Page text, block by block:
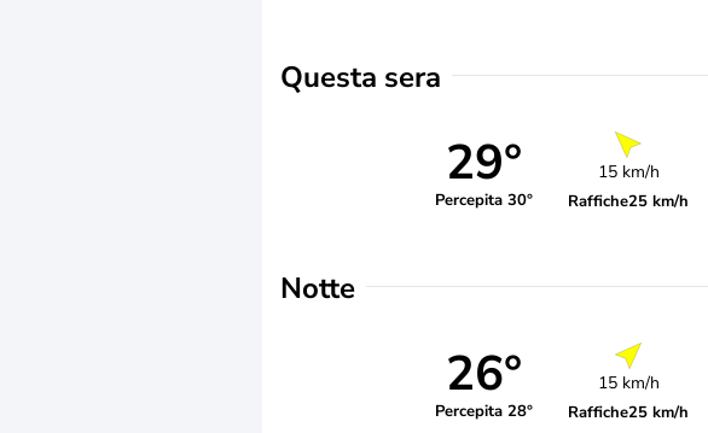
Questa sera
29°
Percepita 30°
15 km/h
Raffiche25 km/h
Notte
26°
Percepita 28°
15 km/h
Raffiche25 km/h